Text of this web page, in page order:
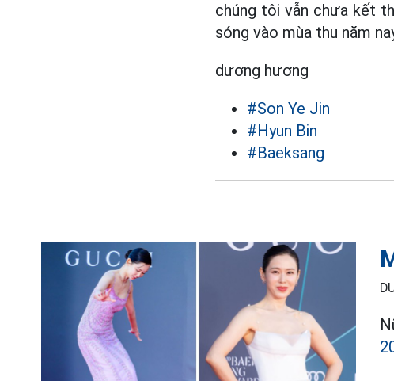
chúng tôi vẫn chưa kết
sóng vào mùa thu năm
dương hương
#Son Ye Jin
#Hyun Bin
#Baeksang